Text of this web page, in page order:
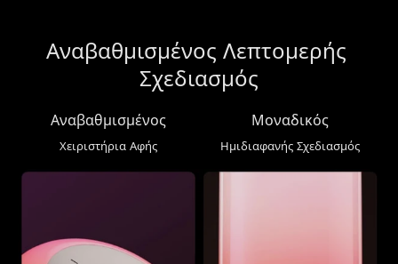
Αναβαθμισμένος Λεπτομερής
Σχεδιασμός
Αναβαθμισμένος
Χειριστήρια Αφής
Μοναδικός
Ημιδιαφανής Σχεδιασμός